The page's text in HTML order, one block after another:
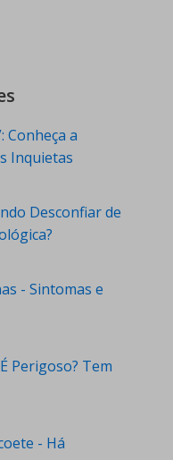
Conheça a
Inquietas
Desconfiar de
- Sintomas e
Perigoso? Tem
- Há